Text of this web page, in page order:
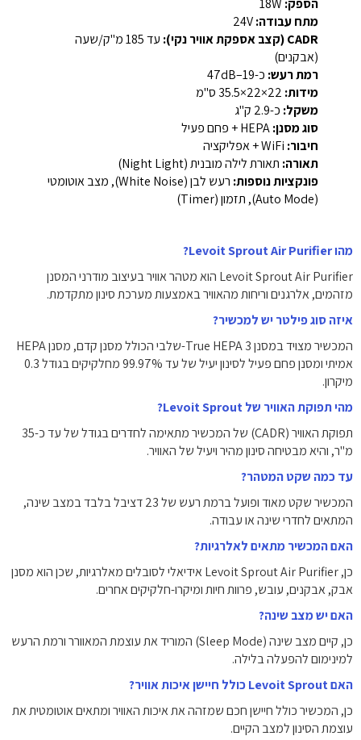
הספק:
מתח עבודה:
CADR (קצב אספקת אוויר נקי):
עד 185 מ"ק/שעה
(אבקנים)
רמת רעש: כ-19–47dB
מידות:
משקל: כ-2.9 ק"ג
סוג מסנן:
חיבור:
תאורה: תאורת לילה מובנית (Night Light)
פונקציות נוספות:
רעש לבן (White Noise), מצב אוטומטי
(Auto Mode), תזמון (Timer)
מהו Levoit Sprout Air Purifier?
Levoit Sprout Air Purifier הוא מטהר אוויר בעיצוב מודרני המסנן
מזהמים, אלרגנים וריחות מהאוויר באמצעות מערכת סינון מתקדמת.
איזה סוג פילטר יש למכשיר?
המכשיר מצויד במסנן True HEPA 3-שלבי הכולל מסנן קדם, מסנן HEPA
אמיתי ומסנן פחם פעיל לסינון יעיל של עד ‎99.97%‎ מחלקיקים בגודל ‎0.3‎
מיקרון.
מהי תפוקת האוויר של Levoit Sprout?
תפוקת האוויר (CADR) של המכשיר מתאימה לחדרים בגודל של עד כ-‎35‎
מ"ר, והיא מבטיחה סינון מהיר ויעיל של האוויר.
עד כמה שקט המטהר?
המכשיר שקט מאוד ופועל ברמת רעש של ‎23‎ דציבל בלבד במצב שינה,
המתאים לחדרי שינה או עבודה.
האם המכשיר מתאים לאלרגיות?
כן, Levoit Sprout Air Purifier אידיאלי לסובלים מאלרגיות, שכן הוא מסנן
אבק, אבקנים, עובש, פרוות חיות ומיקרו-חלקיקים אחרים.
האם יש מצב שינה?
כן, קיים מצב שינה (Sleep Mode) המוריד את עוצמת המאוורר ורמת הרעש
למינימום להפעלה בלילה.
האם Levoit Sprout כולל חיישן איכות אוויר?
כן, המכשיר כולל חיישן חכם שמזהה את איכות האוויר ומתאים אוטומטית את
עוצמת הסינון למצב הקיים.